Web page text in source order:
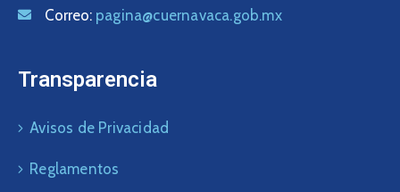
Correo: pagina@cuernavaca.gob.mx
Transparencia
Avisos de Privacidad
Reglamentos